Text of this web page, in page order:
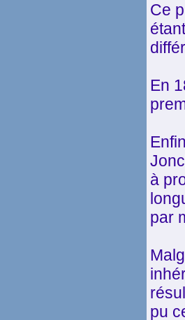
Ce
En
à
par
pu